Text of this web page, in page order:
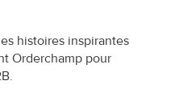
histoires inspirantes
Orderchamp pour